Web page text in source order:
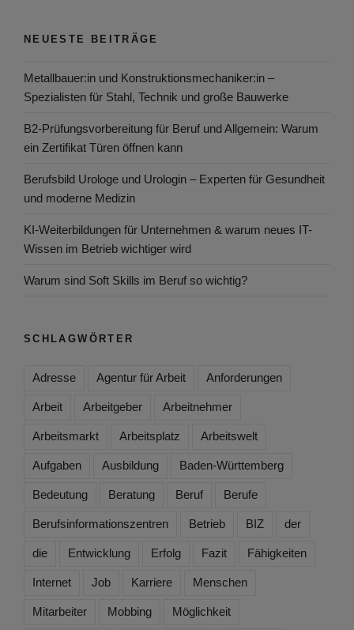
NEUESTE BEITRÄGE
Metallbauer:in und Konstruktionsmechaniker:in –
Spezialisten für Stahl, Technik und große Bauwerke
B2-Prüfungsvorbereitung für Beruf und Allgemein: Warum
ein Zertifikat Türen öffnen kann
Berufsbild Urologe und Urologin – Experten für Gesundheit
und moderne Medizin
KI-Weiterbildungen für Unternehmen & warum neues IT-
Wissen im Betrieb wichtiger wird
Warum sind Soft Skills im Beruf so wichtig?
SCHLAGWÖRTER
Adresse Agentur für Arbeit Anforderungen
Arbeit Arbeitgeber Arbeitnehmer
Arbeitsmarkt Arbeitsplatz Arbeitswelt
Aufgaben Ausbildung Baden-Württemberg
Bedeutung Beratung Beruf Berufe
Berufsinformationszentren Betrieb BIZ der
die Entwicklung Erfolg Fazit Fähigkeiten
Internet Job Karriere Menschen
Mitarbeiter Mobbing Möglichkeit